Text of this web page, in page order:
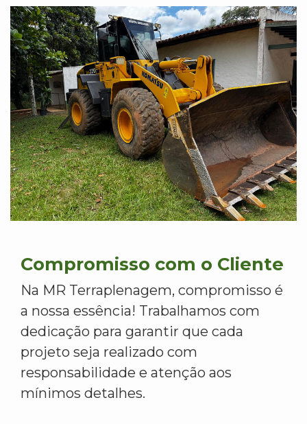
Compromisso com o Cliente
Na MR Terraplenagem, compromisso é
a nossa essência! Trabalhamos com
dedicação para garantir que cada
projeto seja realizado com
responsabilidade e atenção aos
mínimos detalhes.